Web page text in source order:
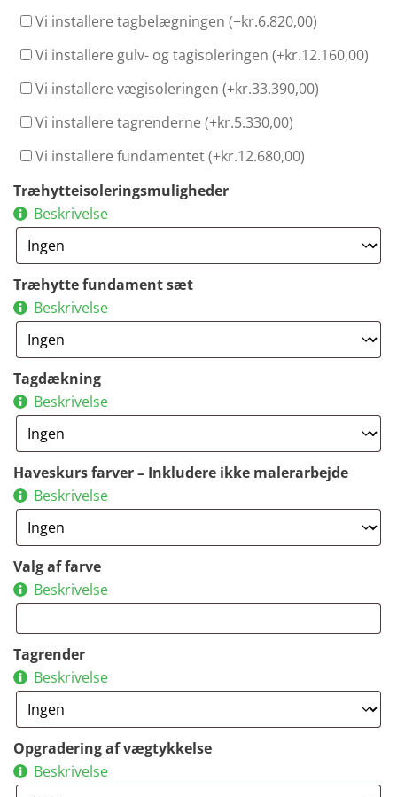
Vi installere tagbelægningen (+kr.6.820,00)
Vi installere gulv- og tagisoleringen (+kr.12.160,00)
Vi installere vægisoleringen (+kr.33.390,00)
Vi installere tagrenderne (+kr.5.330,00)
Vi installere fundamentet (+kr.12.680,00)
Træhytteisoleringsmuligheder
Beskrivelse
Træhytte fundament sæt
Beskrivelse
Tagdækning
Beskrivelse
Haveskurs farver – Inkludere ikke malerarbejde
Beskrivelse
Valg af farve
Beskrivelse
Tagrender
Beskrivelse
Opgradering af vægtykkelse
Beskrivelse